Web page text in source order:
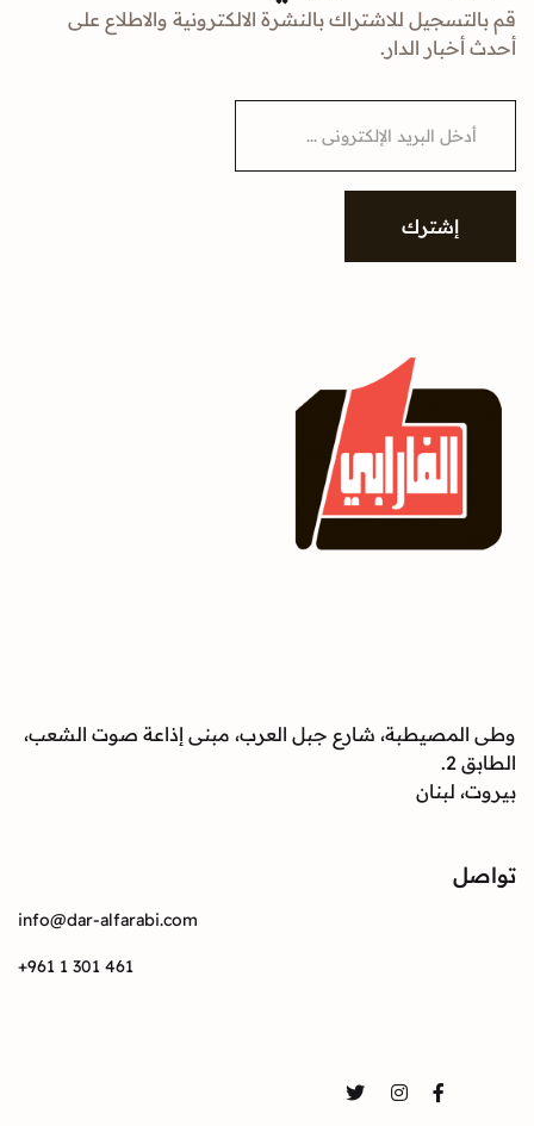
قم بالتسجيل للاشتراك بالنشرة الالكترونية والاطلاع على
أحدث أخبار الدار.
E
i
إشترك
وطى المصيطبة، شارع جبل العرب، مبنى إذاعة صوت الشعب،
الطابق 2.
بيروت، لبنان
تواصل
info@dar-alfarabi.com
+961 1 301 461
Facebook
Instagram
Twitter